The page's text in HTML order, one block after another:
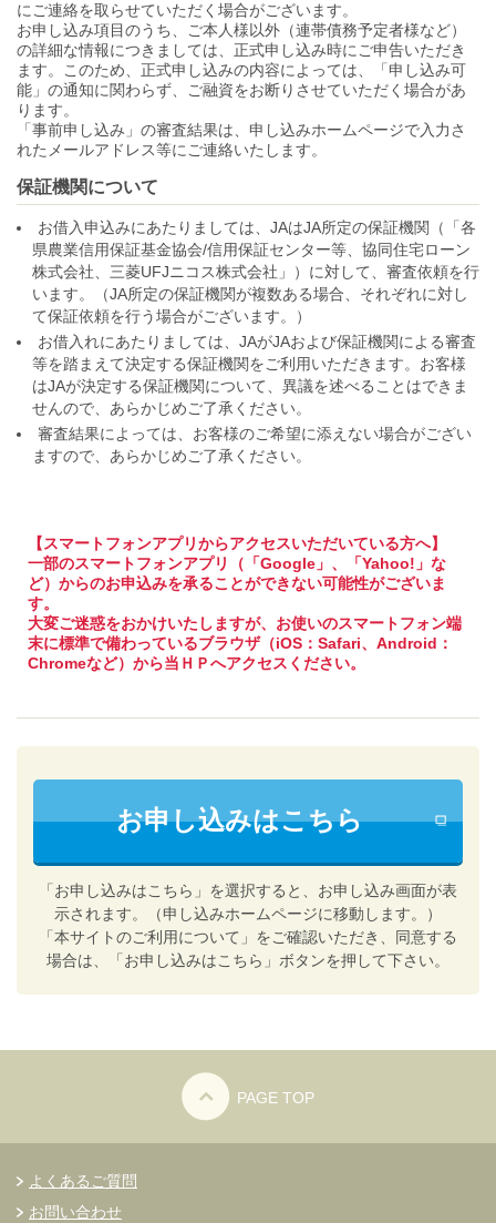
にご連絡を取らせていただく場合がございます。
お申し込み項目のうち、ご本人様以外（連帯債務予定者様など）
の詳細な情報につきましては、正式申し込み時にご申告いただき
ます。このため、正式申し込みの内容によっては、「申し込み可
能」の通知に関わらず、ご融資をお断りさせていただく場合があ
ります。
「事前申し込み」の審査結果は、申し込みホームページで入力さ
れたメールアドレス等にご連絡いたします。
保証機関について
お借入申込みにあたりましては、JAはJA所定の保証機関（「各
県農業信用保証基金協会/信用保証センター等、協同住宅ローン
株式会社、三菱UFJニコス株式会社」）に対して、審査依頼を行
います。（JA所定の保証機関が複数ある場合、それぞれに対し
て保証依頼を行う場合がございます。）
お借入れにあたりましては、JAがJAおよび保証機関による審査
等を踏まえて決定する保証機関をご利用いただきます。お客様
はJAが決定する保証機関について、異議を述べることはできま
せんので、あらかじめご了承ください。
審査結果によっては、お客様のご希望に添えない場合がござい
ますので、あらかじめご了承ください。
【スマートフォンアプリからアクセスいただいている方へ】
一部のスマートフォンアプリ（「Google」、「Yahoo!」な
ど）からのお申込みを承ることができない可能性がございま
す。
大変ご迷惑をおかけいたしますが、お使いのスマートフォン端
末に標準で備わっているブラウザ（iOS：Safari、Android：
Chromeなど）から当ＨＰへアクセスください。
お申し込みはこちら
「お申し込みはこちら」を選択すると、お申し込み画面が表
示されます。（申し込みホームページに移動します。）
「本サイトのご利用について」をご確認いただき、同意する
場合は、「お申し込みはこちら」ボタンを押して下さい。
PAGE TOP
よくあるご質問
お問い合わせ